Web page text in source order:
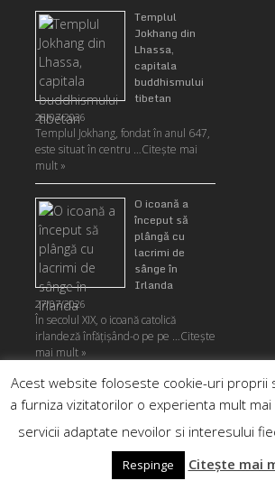
Templul
Jokhang din
Lhassa,
capitala
buddhismului
tibetan
28/07/2026
Templul Jokhang, fondat în anul 647,
este situat în centru …Citeşte mai
mult »
O icoană a
început să
plângă cu
lacrimi de
sânge în
Irlanda
27/07/2026
În secolul XIX, o icoană catolică
irlandeză înfățișând-o pe pe …Citeşte
mai mult »
Un craniu
misterios a
fost găsit în
munţii Rodopi
din Bulgaria
25/07/2026
Acest website foloseste cookie-uri proprii
a furniza vizitatorilor o experienta mult
servicii adaptate nevoilor si interesului
Respinge
Citește mai